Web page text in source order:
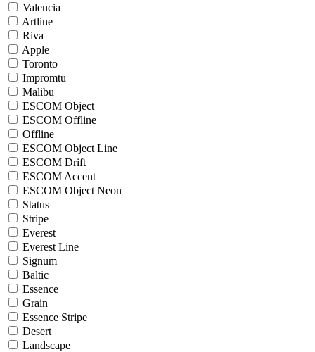
Valencia
Artline
Riva
Apple
Toronto
Impromtu
Malibu
ESCOM Object
ESCOM Offline
Offline
ESCOM Object Line
ESCOM Drift
ESCOM Accent
ESCOM Object Neon
Status
Stripe
Everest
Everest Line
Signum
Baltic
Essence
Grain
Essence Stripe
Desert
Landscape